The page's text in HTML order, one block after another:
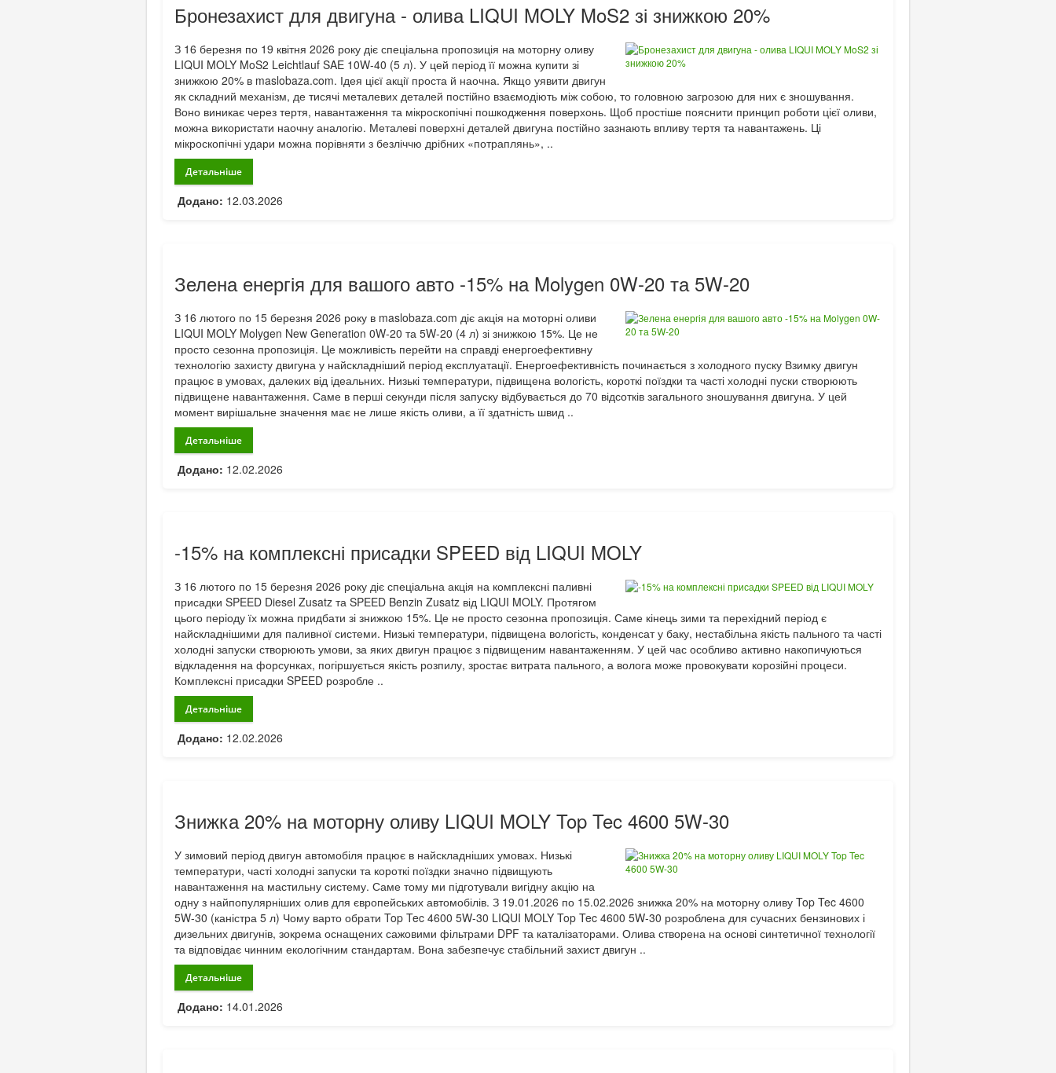
Бронезахист для двигуна - олива LIQUI MOLY MoS2 зі знижкою 20%
З 16 березня по 19 квітня 2026 року діє спеціальна пропозиція на моторну оливу
LIQUI MOLY MoS2 Leichtlauf SAE 10W-40 (5 л). У цей період її можна купити зі
знижкою 20% в maslobaza.com. Ідея цієї акції проста й наочна. Якщо уявити двигун
як складний механізм, де тисячі металевих деталей постійно взаємодіють між собою, то головною загрозою для них є зношування.
Воно виникає через тертя, навантаження та мікроскопічні пошкодження поверхонь. Щоб простіше пояснити принцип роботи цієї оливи,
можна використати наочну аналогію. Металеві поверхні деталей двигуна постійно зазнають впливу тертя та навантажень. Ці
мікроскопічні удари можна порівняти з безліччю дрібних «потраплянь», ..
Детальніше
Додано: 12.03.2026
Зелена енергія для вашого авто -15% на Molygen 0W-20 та 5W-20
З 16 лютого по 15 березня 2026 року в maslobaza.com діє акція на моторні оливи
LIQUI MOLY Molygen New Generation 0W-20 та 5W-20 (4 л) зі знижкою 15%. Це не
просто сезонна пропозиція. Це можливість перейти на справді енергоефективну
технологію захисту двигуна у найскладніший період експлуатації. Енергоефективність починається з холодного пуску Взимку двигун
працює в умовах, далеких від ідеальних. Низькі температури, підвищена вологість, короткі поїздки та часті холодні пуски створюють
підвищене навантаження. Саме в перші секунди після запуску відбувається до 70 відсотків загального зношування двигуна. У цей
момент вирішальне значення має не лише якість оливи, а її здатність швид ..
Детальніше
Додано: 12.02.2026
-15% на комплексні присадки SPEED від LIQUI MOLY
З 16 лютого по 15 березня 2026 року діє спеціальна акція на комплексні паливні
присадки SPEED Diesel Zusatz та SPEED Benzin Zusatz від LIQUI MOLY. Протягом
цього періоду їх можна придбати зі знижкою 15%. Це не просто сезонна пропозиція. Саме кінець зими та перехідний період є
найскладнішими для паливної системи. Низькі температури, підвищена вологість, конденсат у баку, нестабільна якість пального та часті
холодні запуски створюють умови, за яких двигун працює з підвищеним навантаженням. У цей час особливо активно накопичуються
відкладення на форсунках, погіршується якість розпилу, зростає витрата пального, а волога може провокувати корозійні процеси.
Комплексні присадки SPEED розробле ..
Детальніше
Додано: 12.02.2026
Знижка 20% на моторну оливу LIQUI MOLY Top Tec 4600 5W-30
У зимовий період двигун автомобіля працює в найскладніших умовах. Низькі
температури, часті холодні запуски та короткі поїздки значно підвищують
навантаження на мастильну систему. Саме тому ми підготували вигідну акцію на
одну з найпопулярніших олив для європейських автомобілів. З 19.01.2026 по 15.02.2026 знижка 20% на моторну оливу Top Tec 4600
5W-30 (каністра 5 л) Чому варто обрати Top Tec 4600 5W-30 LIQUI MOLY Top Tec 4600 5W-30 розроблена для сучасних бензинових і
дизельних двигунів, зокрема оснащених сажовими фільтрами DPF та каталізаторами. Олива створена на основі синтетичної технології
та відповідає чинним екологічним стандартам. Вона забезпечує стабільний захист двигун ..
Детальніше
Додано: 14.01.2026